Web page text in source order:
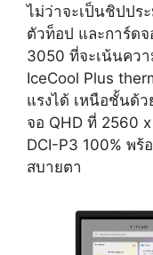
ไม่ว่าจะเป็นชิปปร
ตัวท็อป และการ์ดจ
3050 ที่จะเน้นคว
IceCool Plus
แรงได้ เหนือชั้นด้
จอ QHD ที่ 2560
DCI-P3 100% พร้
สบายตา